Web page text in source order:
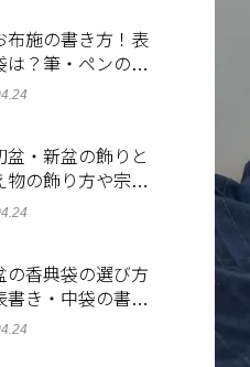
布施の書き方！表
は？筆・ペンのマ
るQ&A集
盆・新盆の飾りと
物の飾り方や宗派
解説！
の香典袋の選び方
書き・中袋の書き
れ方も